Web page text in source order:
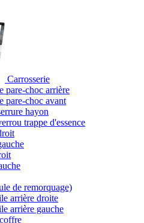
Carrosserie
pare-choc arrière
pare-choc avant
hayon
trappe d'essence
de remorquage)
arrière droite
arrière gauche